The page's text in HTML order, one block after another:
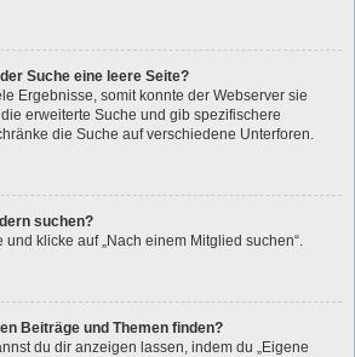
Suche eine leere Seite?
Ergebnisse, somit konnte der Webserver sie
erweiterte Suche und gib spezifischere
die Suche auf verschiedene Unterforen.
suchen?
und klicke auf „Nach einem Mitglied suchen“.
Beiträge und Themen finden?
du dir anzeigen lassen, indem du „Eigene